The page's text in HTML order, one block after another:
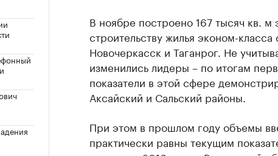
В ноябре построено 167 тысяч кв.
строительству жилья эконом-класса
Новочеркасск и Таганрог. Не
изменились лидеры – по итогам
показатели в этой сфере
Аксайский и Сальский районы.
При этом в прошлом году объемы
практически равны текущим